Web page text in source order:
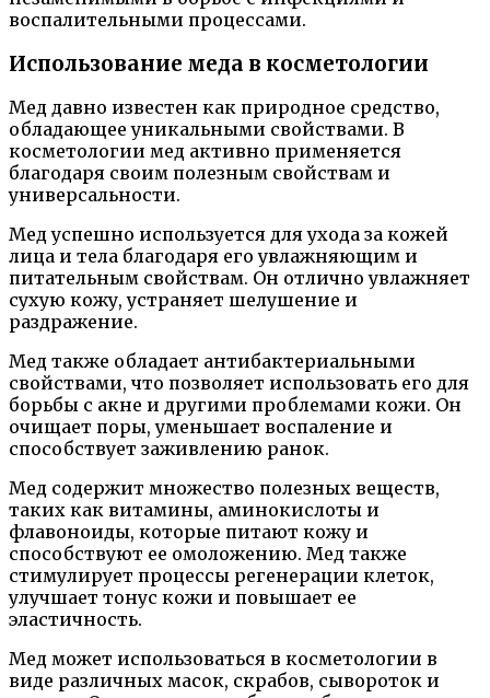
воспалительными процессами.
Использование меда в косметологии
Мед давно известен как природное средство,
обладающее уникальными свойствами. В
косметологии мед активно применяется
благодаря своим полезным свойствам и
универсальности.
Мед успешно используется для ухода за кожей
лица и тела благодаря его увлажняющим и
питательным свойствам. Он отлично увлажняет
сухую кожу, устраняет шелушение и
раздражение.
Мед также обладает антибактериальными
свойствами, что позволяет использовать его для
борьбы с акне и другими проблемами кожи. Он
очищает поры, уменьшает воспаление и
способствует заживлению ранок.
Мед содержит множество полезных веществ,
таких как витамины, аминокислоты и
флавоноиды, которые питают кожу и
способствуют ее омоложению. Мед также
стимулирует процессы регенерации клеток,
улучшает тонус кожи и повышает ее
эластичность.
Мед может использоваться в косметологии в
виде различных масок, скрабов, сывороток и